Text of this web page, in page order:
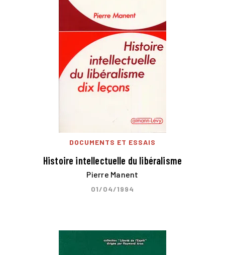
DOCUMENTS ET ESSAIS
Histoire intellectuelle du libéralisme
Pierre Manent
01/04/1994